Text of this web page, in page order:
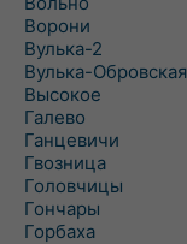
Ворони
Вулька-2
Вулька-Обровская
Высокое
Галево
Ганцевичи
Гвозница
Головчицы
Гончары
Горбаха